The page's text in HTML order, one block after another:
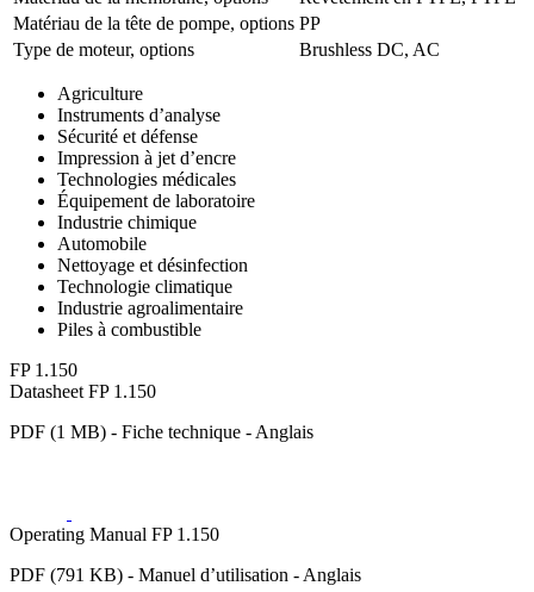
Matériau de la tête de pompe, options PP
Type de moteur, options
Brushless DC, AC
Agriculture
Instruments d’analyse
Sécurité et défense
Impression à jet d’encre
Technologies médicales
Équipement de laboratoire
Industrie chimique
Automobile
Nettoyage et désinfection
Technologie climatique
Industrie agroalimentaire
Piles à combustible
FP 1.150
Datasheet FP 1.150
PDF (1 MB) - Fiche technique - Anglais
Operating Manual FP 1.150
PDF (791 KB) - Manuel d’utilisation - Anglais